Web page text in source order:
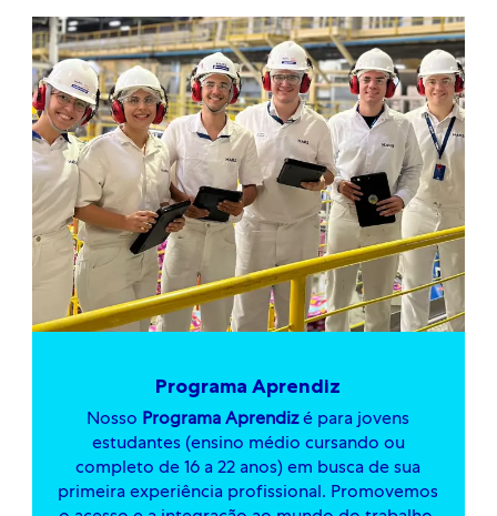
Programa Aprendiz
Nosso Programa Aprendizé para jovens
estudantes (ensino médio cursando ou
completo de 16 a 22 anos) em busca de sua
primeira experiência profissional. Promovemos